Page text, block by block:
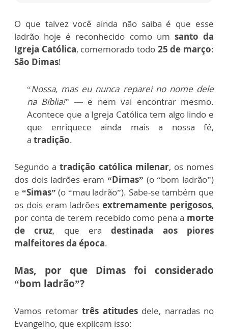
O que talvez você ainda não saiba é que esse
ladrão hoje é reconhecido como um santo da
Igreja Católica, comemorado todo 25 de março:
São Dimas!
“Nossa, mas eu nunca reparei no nome dele
na Bíblia!” — e nem vai encontrar mesmo.
Acontece que a Igreja Católica tem algo lindo e
que enriquece ainda mais a nossa fé,
a tradição.
Segundo a tradição católica milenar, os nomes
dos dois ladrões eram “Dimas” (o “bom ladrão”)
e “Simas” (o “mau ladrão”). Sabe-se também que
os dois eram ladrõesextremamente perigosos,
por conta de terem recebido como pena a morte
de cruz, que eradestinada aos piores
malfeitores da época.
Mas, por que Dimas foi considerado
“bom ladrão”?
Vamos retomar três atitudesdele, narradas no
Evangelho, que explicam isso: